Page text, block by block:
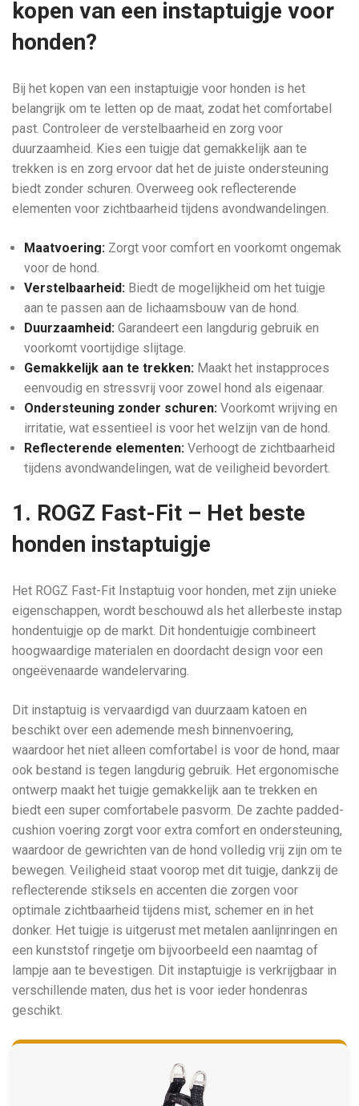
kopen van een instaptuigje voor
honden?
Bij het kopen van een instaptuigje voor honden is het
belangrijk om te letten op de maat, zodat het comfortabel
past. Controleer de verstelbaarheid en zorg voor
duurzaamheid. Kies een tuigje dat gemakkelijk aan te
trekken is en zorg ervoor dat het de juiste ondersteuning
biedt zonder schuren. Overweeg ook reflecterende
elementen voor zichtbaarheid tijdens avondwandelingen.
Maatvoering: Zorgt voor comfort en voorkomt ongemak
voor de hond.
Verstelbaarheid: Biedt de mogelijkheid om het tuigje
aan te passen aan de lichaamsbouw van de hond.
Duurzaamheid: Garandeert een langdurig gebruik en
voorkomt voortijdige slijtage.
Gemakkelijk aan te trekken: Maakt het instapproces
eenvoudig en stressvrij voor zowel hond als eigenaar.
Ondersteuning zonder schuren: Voorkomt wrijving en
irritatie, wat essentieel is voor het welzijn van de hond.
Reflecterende elementen: Verhoogt de zichtbaarheid
tijdens avondwandelingen, wat de veiligheid bevordert.
1. ROGZ Fast-Fit – Het beste
honden instaptuigje
Het ROGZ Fast-Fit Instaptuig voor honden, met zijn unieke
eigenschappen, wordt beschouwd als het allerbeste instap
hondentuigje op de markt. Dit hondentuigje combineert
hoogwaardige materialen en doordacht design voor een
ongeëvenaarde wandelervaring.
Dit instaptuig is vervaardigd van duurzaam katoen en
beschikt over een ademende mesh binnenvoering,
waardoor het niet alleen comfortabel is voor de hond, maar
ook bestand is tegen langdurig gebruik. Het ergonomische
ontwerp maakt het tuigje gemakkelijk aan te trekken en
biedt een super comfortabele pasvorm. De zachte padded-
cushion voering zorgt voor extra comfort en ondersteuning,
waardoor de gewrichten van de hond volledig vrij zijn om te
bewegen. Veiligheid staat voorop met dit tuigje, dankzij de
reflecterende stiksels en accenten die zorgen voor
optimale zichtbaarheid tijdens mist, schemer en in het
donker. Het tuigje is uitgerust met metalen aanlijnringen en
een kunststof ringetje om bijvoorbeeld een naamtag of
lampje aan te bevestigen. Dit instaptuigje is verkrijgbaar in
verschillende maten, dus het is voor ieder hondenras
geschikt.